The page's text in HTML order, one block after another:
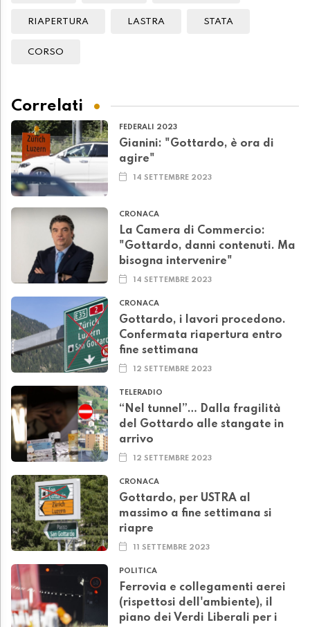
RIAPERTURA LASTRA STATA
CORSO
Correlati
FEDERALI 2023
Gianini: "Gottardo, è ora di
agire"
14 SETTEMBRE 2023
CRONACA
La Camera di Commercio:
"Gottardo, danni contenuti. Ma
bisogna intervenire"
14 SETTEMBRE 2023
CRONACA
Gottardo, i lavori procedono.
Confermata riapertura entro
fine settimana
12 SETTEMBRE 2023
TELERADIO
“Nel tunnel”… Dalla fragilità
del Gottardo alle stangate in
arrivo
12 SETTEMBRE 2023
CRONACA
Gottardo, per USTRA al
massimo a fine settimana si
riapre
11 SETTEMBRE 2023
POLITICA
Ferrovia e collegamenti aerei
(rispettosi dell'ambiente), il
piano dei Verdi Liberali per i